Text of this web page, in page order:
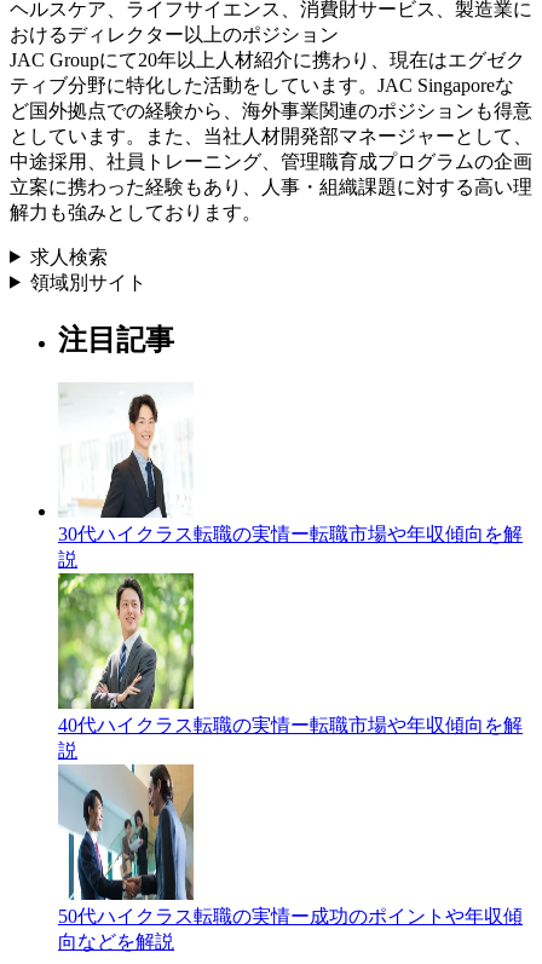
ヘルスケア、ライフサイエンス、消費財サービス、製造業に
おけるディレクター以上のポジション
JAC Groupにて20年以上人材紹介に携わり、現在はエグゼク
ティブ分野に特化した活動をしています。JAC Singaporeな
ど国外拠点での経験から、海外事業関連のポジションも得意
としています。また、当社人材開発部マネージャーとして、
中途採用、社員トレーニング、管理職育成プログラムの企画
立案に携わった経験もあり、人事・組織課題に対する高い理
解力も強みとしております。
求人検索
領域別サイト
注目記事
30代ハイクラス転職の実情ー転職市場や年収傾向を解
説
40代ハイクラス転職の実情ー転職市場や年収傾向を解
説
50代ハイクラス転職の実情ー成功のポイントや年収傾
向などを解説